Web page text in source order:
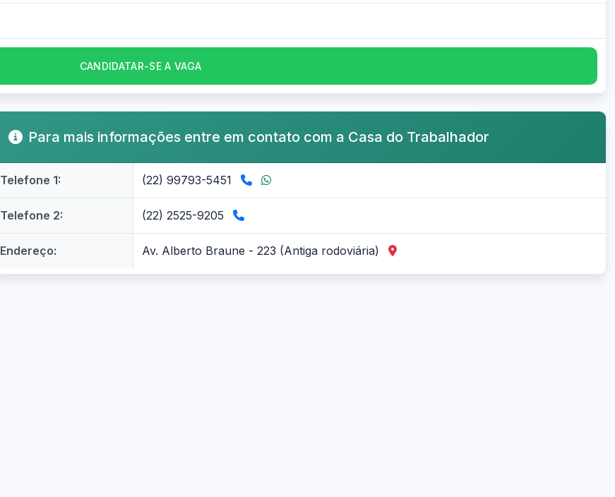
CANDIDATAR-SE A VAGA
Para mais informações entre em contato com a Casa do Trabalhador
Telefone 1: (22) 99793-5451
Telefone 2: (22) 2525-9205
Endereço: Av. Alberto Braune - 223 (Antiga rodoviária)